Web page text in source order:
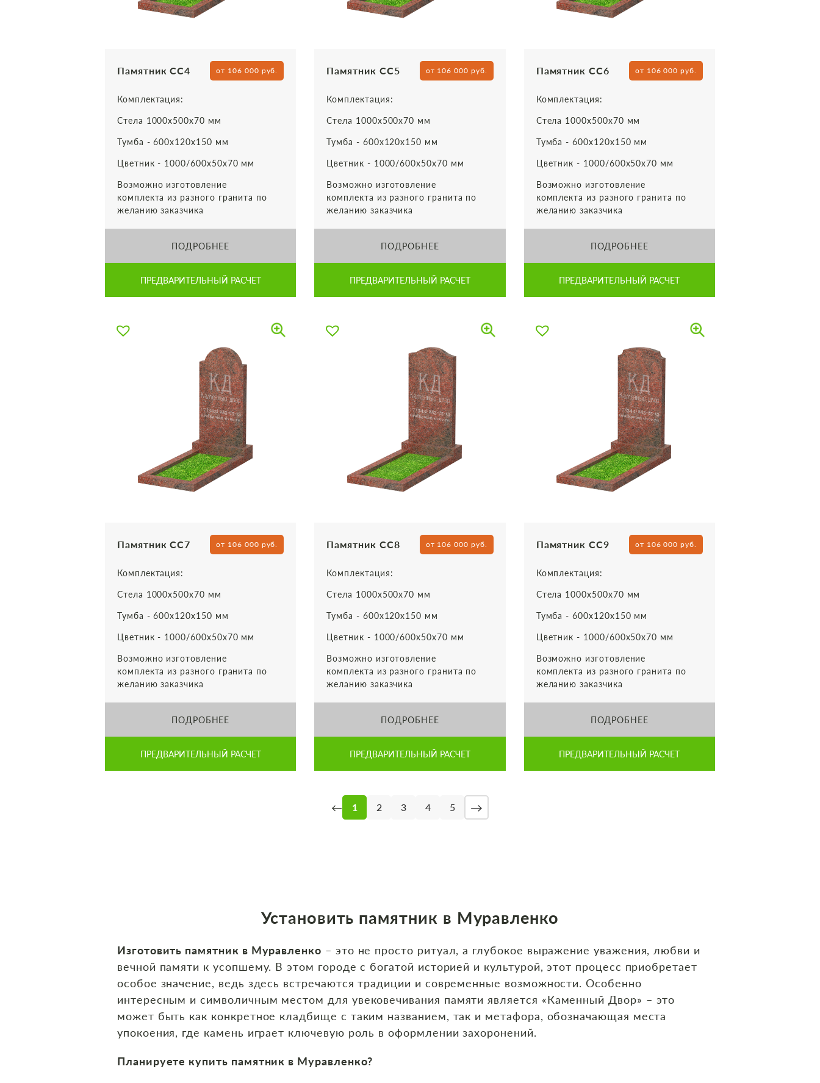
Памятник СС4 от 106 000 руб.
Комплектация:
Стела 1000х500х70 мм
Тумба - 600х120х150 мм
Цветник - 1000/600х50х70 мм
Возможно изготовление
комплекта из разного гранита по
желанию заказчика
ПОДРОБНЕЕ
ПРЕДВАРИТЕЛЬНЫЙ РАСЧЕТ
Памятник СС5 от 106 000 руб.
Комплектация:
Стела 1000х500х70 мм
Тумба - 600х120х150 мм
Цветник - 1000/600х50х70 мм
Возможно изготовление
комплекта из разного гранита по
желанию заказчика
ПОДРОБНЕЕ
ПРЕДВАРИТЕЛЬНЫЙ РАСЧЕТ
Памятник СС6 от 106 000 руб.
Комплектация:
Стела 1000х500х70 мм
Тумба - 600х120х150 мм
Цветник - 1000/600х50х70 мм
Возможно изготовление
комплекта из разного гранита по
желанию заказчика
ПОДРОБНЕЕ
ПРЕДВАРИТЕЛЬНЫЙ РАСЧЕТ
Памятник СС7 от 106 000 руб.
Комплектация:
Стела 1000х500х70 мм
Тумба - 600х120х150 мм
Цветник - 1000/600х50х70 мм
Возможно изготовление
комплекта из разного гранита по
желанию заказчика
ПОДРОБНЕЕ
ПРЕДВАРИТЕЛЬНЫЙ РАСЧЕТ
Памятник СС8 от 106 000 руб.
Комплектация:
Стела 1000х500х70 мм
Тумба - 600х120х150 мм
Цветник - 1000/600х50х70 мм
Возможно изготовление
комплекта из разного гранита по
желанию заказчика
ПОДРОБНЕЕ
ПРЕДВАРИТЕЛЬНЫЙ РАСЧЕТ
Памятник СС9 от 106 000 руб.
Комплектация:
Стела 1000х500х70 мм
Тумба - 600х120х150 мм
Цветник - 1000/600х50х70 мм
Возможно изготовление
комплекта из разного гранита по
желанию заказчика
ПОДРОБНЕЕ
ПРЕДВАРИТЕЛЬНЫЙ РАСЧЕТ
← 1 2 3 4 5 →
Установить памятник в Муравленко
Изготовить памятник в Муравленко – это не просто ритуал, а глубокое выражение уважения, любви и
вечной памяти к усопшему. В этом городе с богатой историей и культурой, этот процесс приобретает
особое значение, ведь здесь встречаются традиции и современные возможности. Особенно
интересным и символичным местом для увековечивания памяти является «Каменный Двор» – это
может быть как конкретное кладбище с таким названием, так и метафора, обозначающая места
упокоения, где камень играет ключевую роль в оформлении захоронений.
Планируете купить памятник в Муравленко?